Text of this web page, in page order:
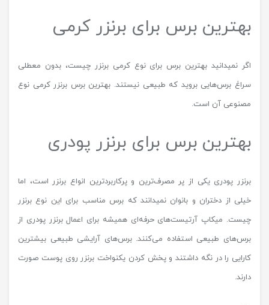
بهترین برس برای برنزر کرمی
اگر نمیدانید بهترین برس برای نوع کرمی برنزر چیست، بدون معطلی
سراغ برس‌هایی بروید که طبیعی نیستند. بهترین برس برنزر کرمی نوع
مصنوعی آن است.
بهترین برس برای برنزر پودری
برنزر پودری یکی از پر مصرف‌ترین و پرکاربردترین انواع برنزر است، اما
خیلی از دختران و بانوان نمیدانند که برس مناسب برای این نوع برنزر
چیست. میکاپ آرتیست‌های حرفه‌ای همیشه برای اعمال برنزر پودری از
برس‌های طبیعی استفاده می‌کنند. برس‌های آرایشی طبیعی بیشترین
کارایی را در نگه داشتند و پخش کردن یکنواخت برنزر روی پوست صورت
دارند.